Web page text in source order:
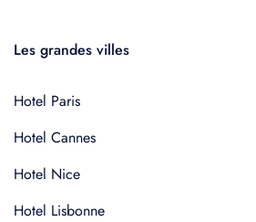
Les grandes villes
Hotel Paris
Hotel Cannes
Hotel Nice
Hotel Lisbonne